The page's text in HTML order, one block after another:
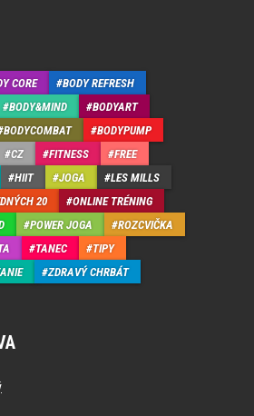
CORE
BODY REFRESH
BODY&MIND
BODYART
BODYCOMBAT
BODYPUMP
CZ FITNESS
FREE
HIIT JOGA
LES MILLS
20
ONLINE TRÉNING
POWER JOGA
ROZCVIČKA
TANEC
TIPY
ZDRAVÝ CHRBÁT